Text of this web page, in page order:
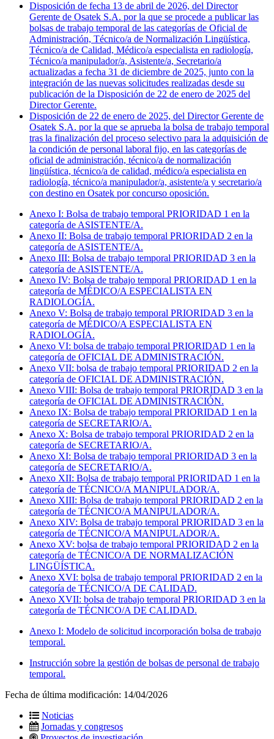
Disposición de fecha 13 de abril de 2026, del Director
Gerente de Osatek S.A. por la que se procede a publicar las
bolsas de trabajo temporal de las categorías de Oficial de
Administración, Técnico/a de Normalización Lingüística,
Técnico/a de Calidad, Médico/a especialista en radiología,
Técnico/a manipulador/a, Asistente/a, Secretario/a
actualizadas a fecha 31 de diciembre de 2025, junto con la
integración de las nuevas solicitudes realizadas desde su
publicación de la Disposición de 22 de enero de 2025 del
Director Gerente.
Disposición de 22 de enero de 2025, del Director Gerente de
Osatek S.A. por la que se aprueba la bolsa de trabajo temporal
tras la finalización del proceso selectivo para la adquisición de
la condición de personal laboral fijo, en las categorías de
oficial de administración, técnico/a de normalización
lingüística, técnico/a de calidad, médico/a especialista en
radiología, técnico/a manipulador/a, asistente/a y secretario/a
con destino en Osatek por concurso oposición.
Anexo I: Bolsa de trabajo temporal PRIORIDAD 1 en la
categoría de ASISTENTE/A.
Anexo II: Bolsa de trabajo temporal PRIORIDAD 2 en la
categoría de ASISTENTE/A.
Anexo III: Bolsa de trabajo temporal PRIORIDAD 3 en la
categoría de ASISTENTE/A.
Anexo IV: Bolsa de trabajo temporal PRIORIDAD 1 en la
categoría de MÉDICO/A ESPECIALISTA EN
RADIOLOGÍA.
Anexo V: Bolsa de trabajo temporal PRIORIDAD 3 en la
categoría de MÉDICO/A ESPECIALISTA EN
RADIOLOGÍA.
Anexo VI: bolsa de trabajo temporal PRIORIDAD 1 en la
categoría de OFICIAL DE ADMINISTRACIÓN.
Anexo VII: bolsa de trabajo temporal PRIORIDAD 2 en la
categoría de OFICIAL DE ADMINISTRACIÓN.
Anexo VIII: Bolsa de trabajo temporal PRIORIDAD 3 en la
categoría de OFICIAL DE ADMINISTRACIÓN.
Anexo IX: Bolsa de trabajo temporal PRIORIDAD 1 en la
categoría de SECRETARIO/A.
Anexo X: Bolsa de trabajo temporal PRIORIDAD 2 en la
categoría de SECRETARIO/A.
Anexo XI: Bolsa de trabajo temporal PRIORIDAD 3 en la
categoría de SECRETARIO/A.
Anexo XII: Bolsa de trabajo temporal PRIORIDAD 1 en la
categoría de TÉCNICO/A MANIPULADOR/A.
Anexo XIII: Bolsa de trabajo temporal PRIORIDAD 2 en la
categoría de TÉCNICO/A MANIPULADOR/A.
Anexo XIV: Bolsa de trabajo temporal PRIORIDAD 3 en la
categoría de TÉCNICO/A MANIPULADOR/A.
Anexo XV: bolsa de trabajo temporal PRIORIDAD 2 en la
categoría de TÉCNICO/A DE NORMALIZACIÓN
LINGÜÍSTICA.
Anexo XVI: bolsa de trabajo temporal PRIORIDAD 2 en la
categoría de TÉCNICO/A DE CALIDAD.
Anexo XVII: bolsa de trabajo temporal PRIORIDAD 3 en la
categoría de TÉCNICO/A DE CALIDAD.
Anexo I: Modelo de solicitud incorporación bolsa de trabajo
temporal.
Instrucción sobre la gestión de bolsas de personal de trabajo
temporal.
Fecha de última modificación: 14/04/2026
Noticias
Jornadas y congresos